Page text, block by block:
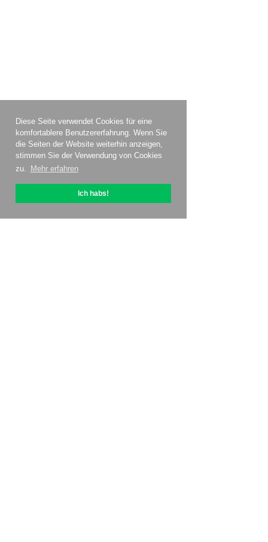
Diese Seite verwendet Cookies für eine
komfortablere Benutzererfahrung. Wenn Sie
die Seiten der Website weiterhin anzeigen,
stimmen Sie der Verwendung von Cookies
zu.
Mehr erfahren
Ich habs!